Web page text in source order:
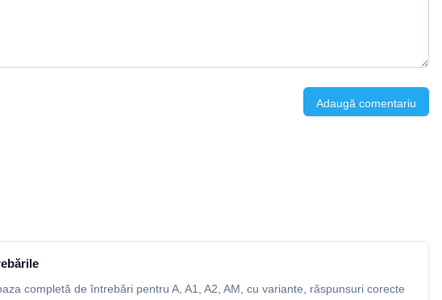
Adaugă comentariu
completă de întrebări pentru A, A1, A2, AM, cu variante, răspunsuri corecte